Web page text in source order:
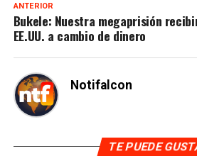
ANTERIOR
Bukele: Nuestra megaprisión
EE.UU. a cambio de dinero
Notifalcon
TE PUEDE